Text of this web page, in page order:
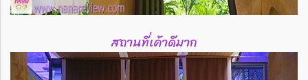
สถานที่เค้าดีมาก